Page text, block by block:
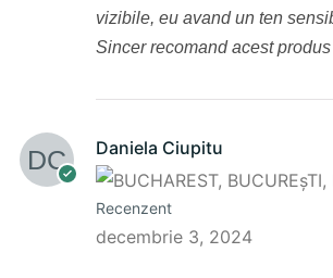
vizibile, eu avand un ten
Sincer recomand acest
Daniela Ciupitu
Recenzent
decembrie 3, 2024